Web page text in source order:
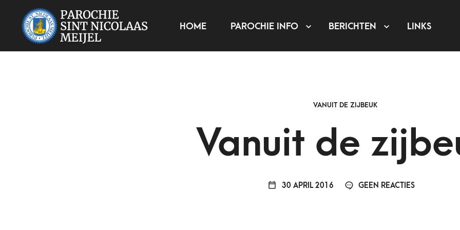
HOME PAROCHIE INFO BERICHTEN LINKS
VANUIT DE ZIJBEUK
Vanuit de
30 APRIL 2016 GEEN REACTIES